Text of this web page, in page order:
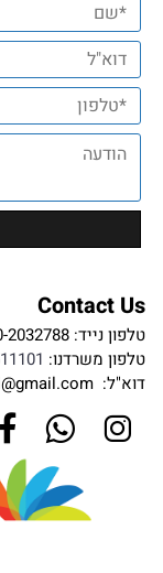
Contact Us
טלפון נייד: 2032788
טלפון משרדנו:
דוא"ל: